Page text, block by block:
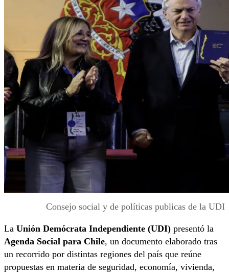
Consejo social y de políticas publicas de la UDI
La Unión Demócrata Independiente (UDI) presentó la
Agenda Social para Chile, un documento elaborado tras
un recorrido por distintas regiones del país que reúne
propuestas en materia de seguridad, economía, vivienda,